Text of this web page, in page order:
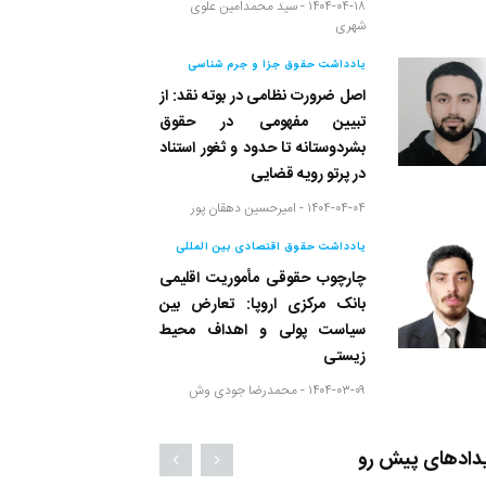
۱۴۰۴-۰۴-۱۸ - سید محمدامین علوی
شهری
یادداشت حقوق جزا و جرم شناسی
اصل ضرورت نظامی در بوته نقد: از
تبیین مفهومی در حقوق
بشردوستانه تا حدود و ثغور استناد
در پرتو رویه قضایی
۱۴۰۴-۰۴-۰۴ - امیرحسین دهقان پور
یادداشت حقوق اقتصادی بین المللی
چارچوب حقوقی مأموریت اقلیمی
بانک مرکزی اروپا: تعارض بین
سیاست پولی و اهداف محیط
زیستی
۱۴۰۴-۰۳-۰۹ - محمدرضا جودی وش
پیش رو